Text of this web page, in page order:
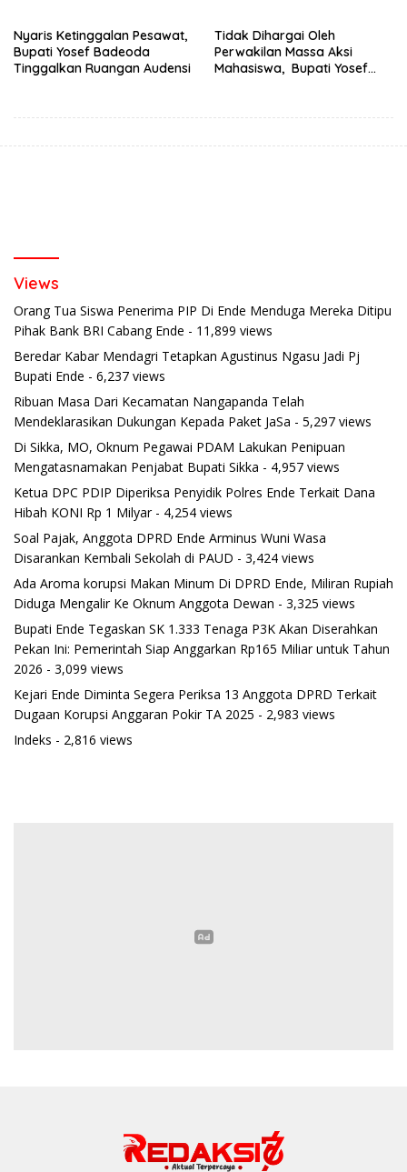
Nyaris Ketinggalan Pesawat,
Bupati Yosef Badeoda
Tinggalkan Ruangan Audensi
Tidak Dihargai Oleh
Perwakilan Massa Aksi
Mahasiswa, Bupati Yosef
Views
Orang Tua Siswa Penerima PIP Di Ende Menduga Mereka Ditipu
Pihak Bank BRI Cabang Ende - 11,899 views
Beredar Kabar Mendagri Tetapkan Agustinus Ngasu Jadi Pj
Bupati Ende - 6,237 views
Ribuan Masa Dari Kecamatan Nangapanda Telah
Mendeklarasikan Dukungan Kepada Paket JaSa - 5,297 views
Di Sikka, MO, Oknum Pegawai PDAM Lakukan Penipuan
Mengatasnamakan Penjabat Bupati Sikka - 4,957 views
Ketua DPC PDIP Diperiksa Penyidik Polres Ende Terkait Dana
Hibah KONI Rp 1 Milyar- 4,254 views
Soal Pajak, Anggota DPRD Ende Arminus Wuni Wasa
Disarankan Kembali Sekolah di PAUD - 3,424 views
Ada Aroma korupsi Makan Minum Di DPRD Ende, Miliran Rupiah
Diduga Mengalir Ke Oknum Anggota Dewan - 3,325 views
Bupati Ende Tegaskan SK 1.333 Tenaga P3K Akan Diserahkan
Pekan Ini: Pemerintah Siap Anggarkan Rp165 Miliar untuk Tahun
2026 - 3,099 views
Kejari Ende Diminta Segera Periksa 13 Anggota DPRD Terkait
Dugaan Korupsi Anggaran Pokir TA 2025 - 2,983 views
Indeks - 2,816 views